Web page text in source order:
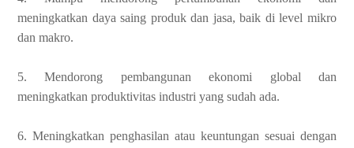
meningkatkan daya saing produk dan jasa, baik di level mikro
dan makro.
5. Mendorong pembangunan ekonomi global dan
meningkatkan produktivitas industri yang sudah ada.
6. Meningkatkan penghasilan atau keuntungan sesuai dengan